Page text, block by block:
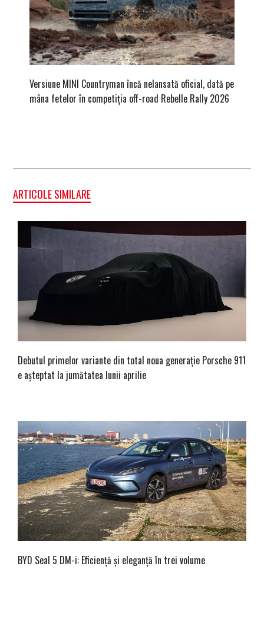
Versiune MINI Countryman încă nelansată oficial, dată pe
mâna fetelor în competiția off-road Rebelle Rally 2026
ARTICOLE SIMILARE
Debutul primelor variante din total noua generație Porsche 911
e așteptat la jumătatea lunii aprilie
BYD Seal 5 DM-i: Eficiență și eleganță în trei volume